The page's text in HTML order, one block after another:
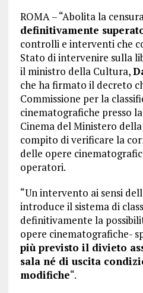
ROMA – “Abolita la
definitivamente
controlli e interventi che
Stato di intervenire sulla
il ministro della Cultura,
che ha firmato il decreto
Commissione per la
cinematografiche presso
Cinema del Ministero
compito di verificare la
delle opere
operatori.
“Un intervento ai sensi
introduce il sistema di
definitivamente la
opere cinematografiche-
più previsto il divieto
sala né di uscita
modifiche“.